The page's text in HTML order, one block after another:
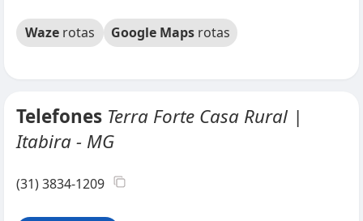
Waze rotas Google Maps rotas
Telefones Terra Forte Casa Rural |
Itabira - MG
(31) 3834-1209